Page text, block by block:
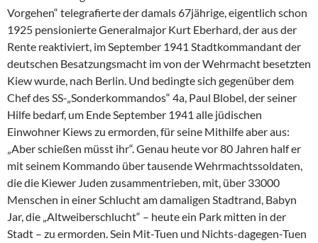
Vorgehen“ telegrafierte der damals 67jährige, eigentlich schon
1925 pensionierte Generalmajor Kurt Eberhard, der aus der
Rente reaktiviert, im September 1941 Stadtkommandant der
deutschen Besatzungsmacht im von der Wehrmacht besetzten
Kiew wurde, nach Berlin. Und bedingte sich gegenüber dem
Chef des SS-„Sonderkommandos“ 4a, Paul Blobel, der seiner
Hilfe bedarf, um Ende September 1941 alle jüdischen
Einwohner Kiews zu ermorden, für seine Mithilfe aber aus:
„Aber schießen müsst ihr“. Genau heute vor 80 Jahren half er
mit seinem Kommando über tausende Wehrmachtssoldaten,
die die Kiewer Juden zusammentrieben, mit, über 33000
Menschen in einer Schlucht am damaligen Stadtrand, Babyn
Jar, die „Altweiberschlucht“ – heute ein Park mitten in der
Stadt – zu ermorden. Sein Mit-Tuen und Nichts-dagegen-Tuen